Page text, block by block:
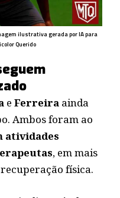
ilustrativa gerada por IA para
Querido
e Ferreira ainda
Ambos foram ao
atividades
, em mais
física.